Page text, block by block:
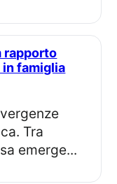
famiglia
Tra
emerge...